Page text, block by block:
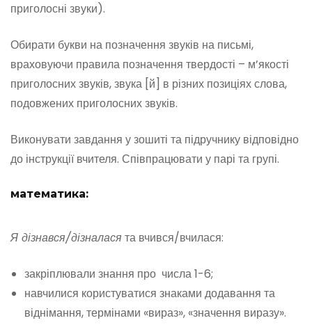
приголосні звуки).
Обирати букви на позначення звуків на письмі,
враховуючи правила позначення твердості – м’якості
приголосних звуків, звука [й] в різних позиціях слова,
подовжених приголосних звуків.
Виконувати завдання у зошиті та підручнику відповідно
до інструкції вчителя. Співпрацювати у парі та групі.
математика:
Я дізнався/дізналася та вчився/вчилася:
закріплювали знання про числа 1-6;
навчилися користуватися знаками додавання та
віднімання, термінами «вираз», «значення виразу».